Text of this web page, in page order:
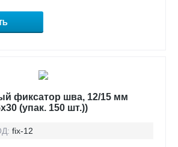
фиксатор шва, 12/15 мм
(упак. 150 шт.))
fix-12